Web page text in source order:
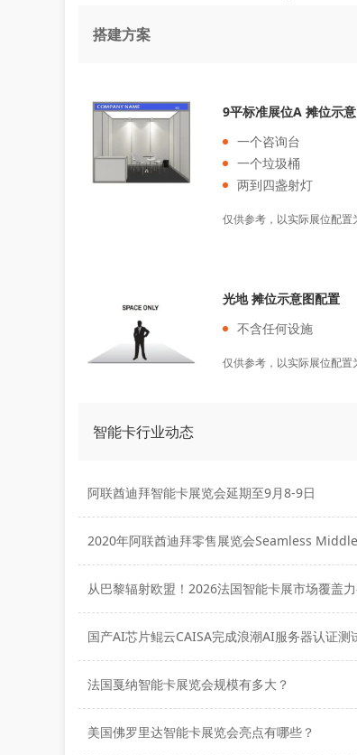
搭建方案
9平标准展位A 摊位示
一个咨询台
一个垃圾桶
两到四盏射灯
仅供参考，以实际展位配置
光地 摊位示意图配置
不含任何设施
仅供参考，以实际展位配置
智能卡行业动态
阿联酋迪拜智能卡展览会延期至9月8-9日
2020年阿联酋迪拜零售展览会Seamless
从巴黎辐射欧盟！2026法国智能卡展市场覆盖
国产AI芯片鲲云CAISA完成浪潮AI服务器认证测
法国戛纳智能卡展览会规模有多大？
美国佛罗里达智能卡展览会亮点有哪些？